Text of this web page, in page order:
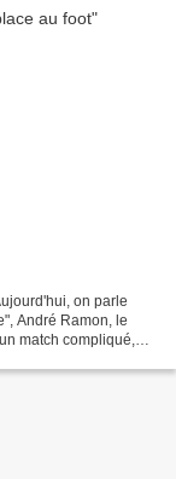
on parle
André Ramon, le
match compliqué,